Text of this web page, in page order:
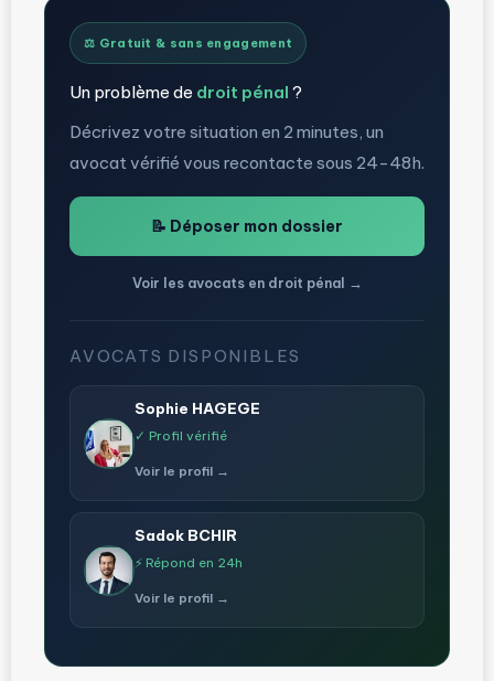
⚖️ Gratuit & sans engagement
Un problème de droit pénal ?
Décrivez votre situation en 2 minutes, un
avocat vérifié vous recontacte sous 24-48h.
📝 Déposer mon dossier
Voir les avocats en droit pénal →
AVOCATS DISPONIBLES
Sophie HAGEGE
✓ Profil vérifié
Voir le profil →
Sadok BCHIR
⚡ Répond en 24h
Voir le profil →